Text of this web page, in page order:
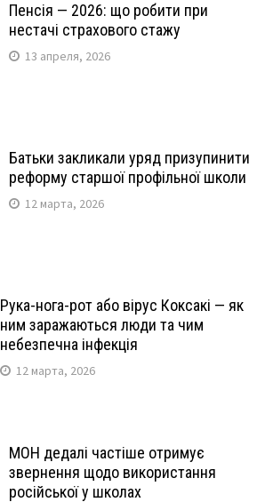
Пенсія — 2026: що робити при
нестачі страхового стажу
13 апреля, 2026
Батьки закликали уряд призупинити
реформу старшої профільної школи
12 марта, 2026
Рука-нога-рот або вірус Коксакі — як
ним заражаються люди та чим
небезпечна інфекція
12 марта, 2026
МОН дедалі частіше отримує
звернення щодо використання
російської у школах